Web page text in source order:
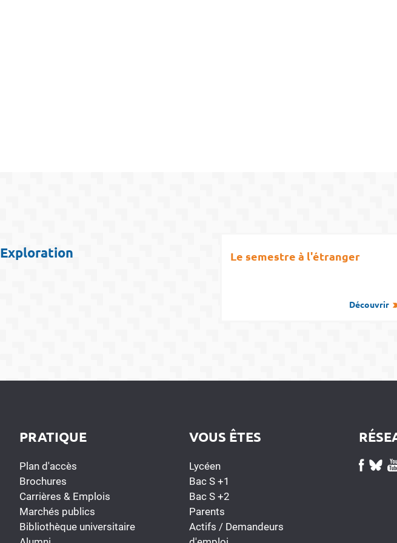
Exploration Le semestre à l'étranger
Découvrir
PRATIQUE
Plan d'accès
Brochures
Carrières & Emplois
Marchés publics
Bibliothèque universitaire
VOUS ÊTES
Lycéen
Bac S +1
Bac S +2
Parents
Actifs / Demandeurs